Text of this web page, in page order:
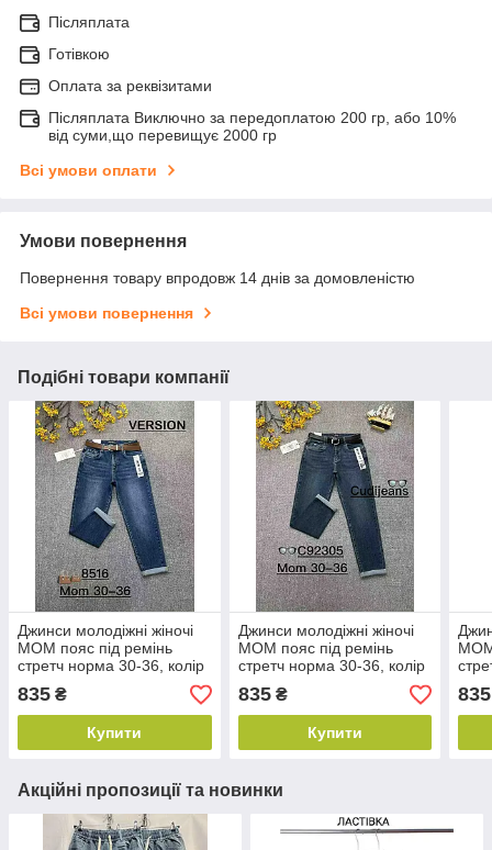
Післяплата
Готівкою
Оплата за реквізитами
Післяплата Виключно за передоплатою 200 гр, або 10%
від суми,що перевищує 2000 гр
Всі умови оплати
Умови повернення
Повернення товару впродовж 14 днів за домовленістю
Всі умови повернення
Подібні товари компанії
Джинси молодіжні жіночі
МОМ пояс під ремінь
стретч норма 30-36, колір
синій
835 ₴
Купити
Джинси молодіжні жіночі
МОМ пояс під ремінь
стретч норма 30-36, колір
синій
835₴
Купити
МОМ
835
Акційні пропозиції та новинки